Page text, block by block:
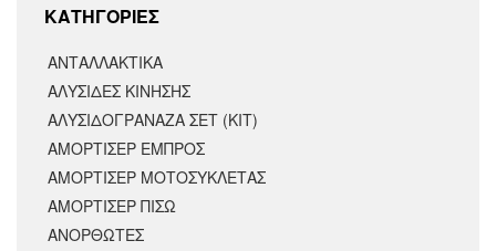
KΑΤΗΓΟΡΙΕΣ
ΑΝΤΑΛΛΑΚΤΙΚΆ
ΑΛΥΣΙΔΕΣ ΚΙΝΗΣΗΣ
ΑΛΥΣΙΔΟΓΡΑΝΑΖΑ ΣΕΤ (ΚΙΤ)
ΑΜΟΡΤΙΣΕΡ ΕΜΠΡΟΣ
ΑΜΟΡΤΙΣΈΡ ΜΟΤΟΣΥΚΛΈΤΑΣ
ΑΜΟΡΤΙΣΕΡ ΠΙΣΩ
ΑΝΟΡΘΩΤΕΣ